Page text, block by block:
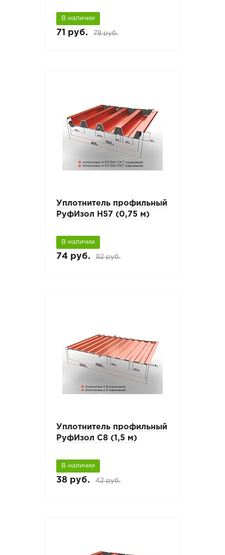
В наличии
71 руб. 78 руб.
Уплотнитель профильный
РуфИзол Н57 (0,75 м)
В наличии
74 руб. 82 руб.
Уплотнитель профильный
РуфИзол С8 (1,5 м)
В наличии
38 руб. 42 руб.